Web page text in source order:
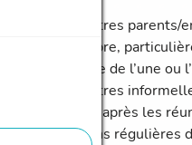
Rencontres parents/
septembre,
demande de l’une ou
Rencontres
parents. après les
Réunions régulières